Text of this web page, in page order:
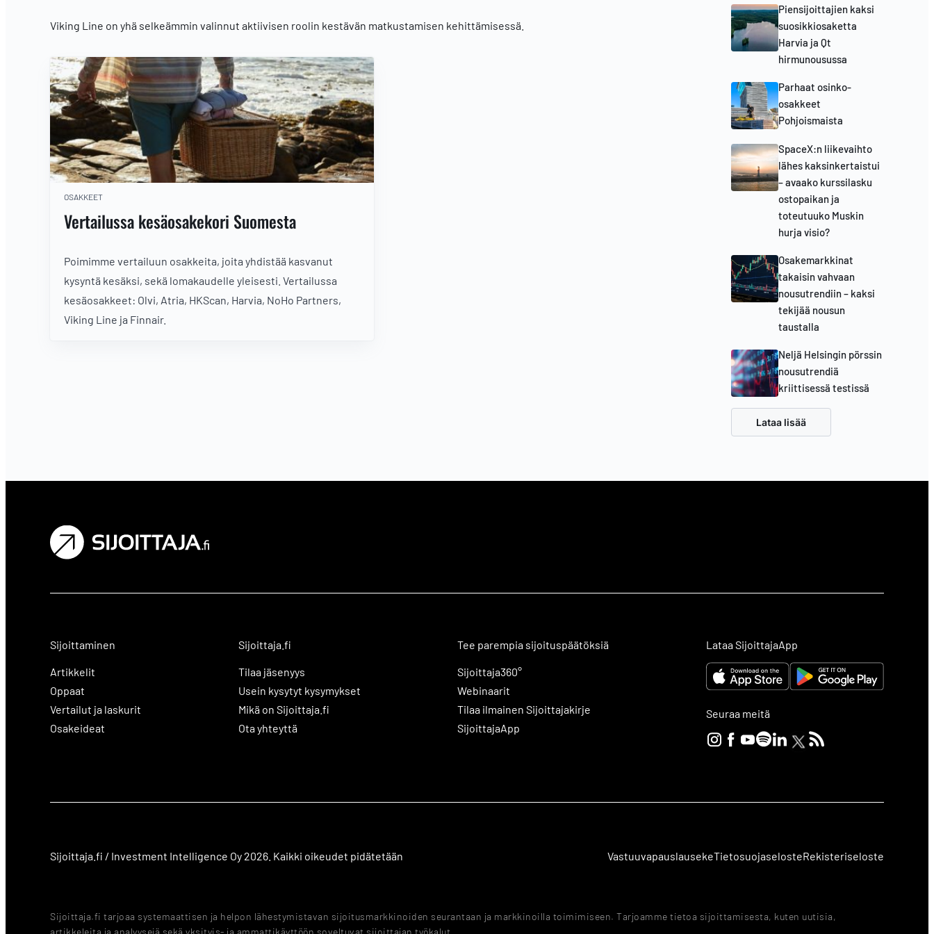
Viking Line on yhä selkeämmin valinnut aktiivisen roolin kestävän matkustamisen kehittämisessä.
OSAKKEET
Vertailussa kesäosakekori Suomesta
Poimimme vertailuun osakkeita, joita yhdistää kasvanut
kysyntä kesäksi, sekä lomakaudelle yleisesti. Vertailussa
kesäosakkeet: Olvi, Atria, HKScan, Harvia, NoHo Partners,
Viking Line ja Finnair.
Piensijoittajien kaksi
suosikkiosaketta
Harvia ja Qt
hirmunousussa
Parhaat osinko-
osakkeet
Pohjoismaista
SpaceX:n liikevaihto
lähes kaksinkertaistui
– avaako kurssilasku
ostopaikan ja
toteutuuko Muskin
hurja visio?
Osakemarkkinat
takaisin vahvaan
nousutrendiin – kaksi
tekijää nousun
taustalla
Neljä Helsingin pörssin
nousutrendiä
kriittisessä testissä
Lataa lisää
Sijoittaminen
Artikkelit
Oppaat
Vertailut ja laskurit
Osakeideat
Sijoittaja.fi
Tilaa jäsenyys
Usein kysytyt kysymykset
Mikä on Sijoittaja.fi
Ota yhteyttä
Tee parempia sijoituspäätöksiä
Sijoittaja360°
Webinaarit
Tilaa ilmainen Sijoittajakirje
SijoittajaApp
Lataa SijoittajaApp
Seuraa meitä
Sijoittaja.fi / Investment Intelligence Oy 2026. Kaikki oikeudet pidätetään VastuuvapauslausekeTietosuojaselosteRekisteriseloste
Sijoittaja.fi tarjoaa systemaattisen ja helpon lähestymistavan sijoitusmarkkinoiden seurantaan ja markkinoilla toimimiseen. Tarjoamme tietoa sijoittamisesta, kuten uutisia,
artikkeleita ja analyysejä sekä yksityis- ja ammattikäyttöön soveltuvat sijoittajan työkalut.